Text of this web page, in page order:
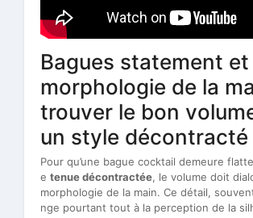
Bagues statement et
morphologie de la
trouver le bon
un style décontracté
Pour qu’une bague cocktail demeure
e tenue décontractée, le volume doit
morphologie de la main. Ce détail,
nge pourtant tout à la perception de la